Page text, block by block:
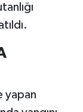
yapan